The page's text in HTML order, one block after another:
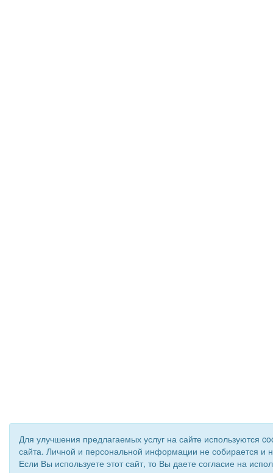
Для улучшения предлагаемых услуг на сайте
сайта. Личной и персональной информации не собирается и
Если Вы используете этот сайт, то Вы даете согласие на